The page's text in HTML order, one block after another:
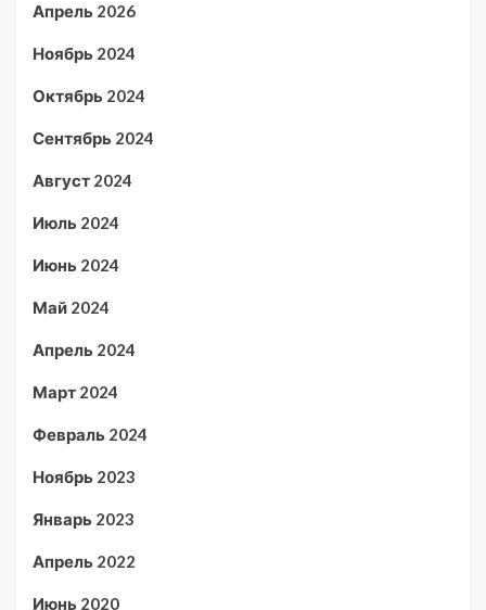
Апрель 2026
Ноябрь 2024
Октябрь 2024
Сентябрь 2024
Август 2024
Июль 2024
Июнь 2024
Май 2024
Апрель 2024
Март 2024
Февраль 2024
Ноябрь 2023
Январь 2023
Апрель 2022
Июнь 2020